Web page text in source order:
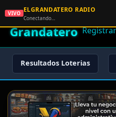
🌟 El
Grandatero
Resultados Loterias
VIVO ELGRANDATERO RADIO
Conectando…